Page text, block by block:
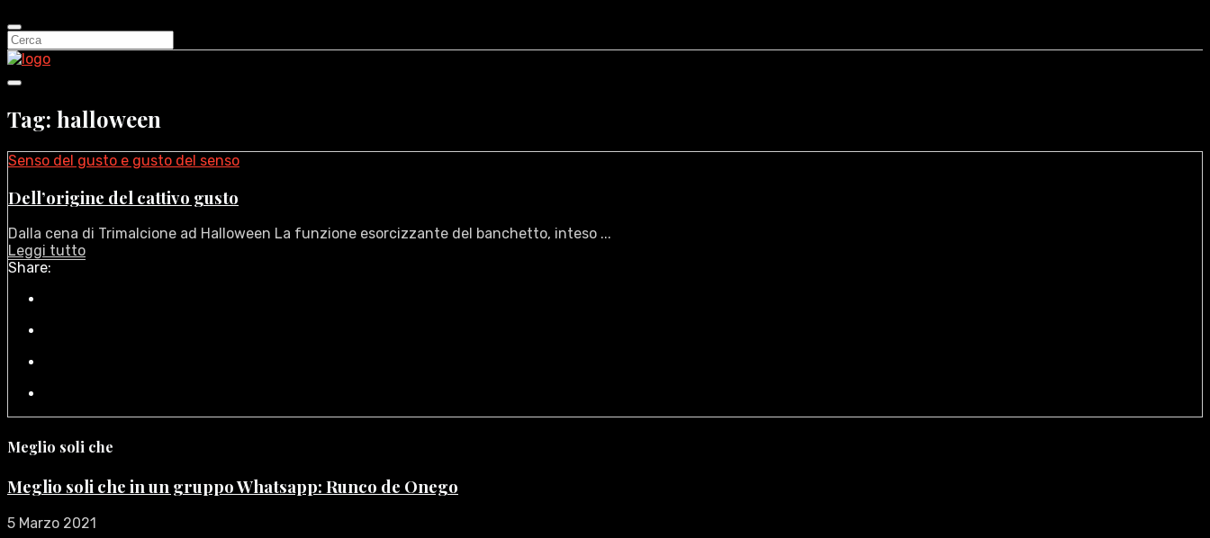
Tag: halloween
Senso del gusto e gusto del senso
Dell’origine del cattivo gusto
Dalla cena di Trimalcione ad Halloween La funzione esorcizzante del banchetto, inteso ...
Leggi tutto
Share:
Meglio soli che
Meglio soli che in un gruppo Whatsapp: Runco de Onego
5 Marzo 2021